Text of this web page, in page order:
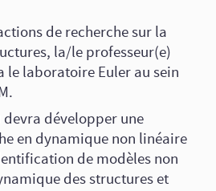
de recherche sur la
la/le professeur(e)
le laboratoire Euler au sein
développer une
en dynamique non linéaire
de modèles non
des structures et